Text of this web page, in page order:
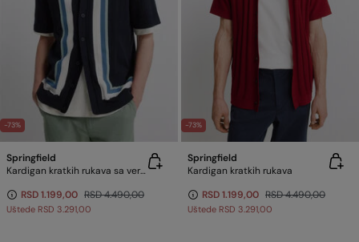
-73%
Springfield
Kardigan kratkih rukava sa vertikalnim prugama
RSD 1.199,00 RSD 4.490,00
Uštede RSD 3.291,00
-73%
Springfield
Kardigan kratkih rukava
RSD 1.199,00 RSD 4.490,00
Uštede RSD 3.291,00